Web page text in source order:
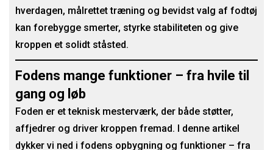
hverdagen, målrettet træning og bevidst valg af fodtøj
kan forebygge smerter, styrke stabiliteten og give
kroppen et solidt ståsted.
Fodens mange funktioner – fra hvile til
gang og løb
Foden er et teknisk mesterværk, der både støtter,
affjedrer og driver kroppen fremad. I denne artikel
dykker vi ned i fodens opbygning og funktioner – fra